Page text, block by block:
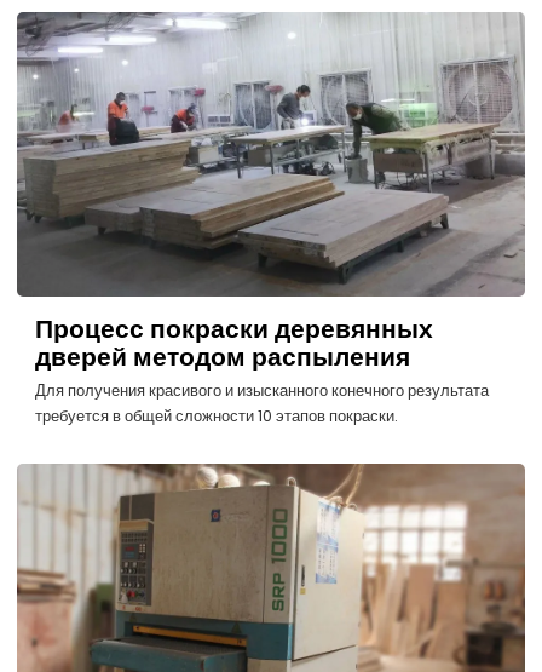
Процесс покраски деревянных
дверей методом распыления
Для получения красивого и изысканного конечного результата
требуется в общей сложности 10 этапов покраски.